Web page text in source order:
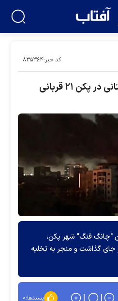
کد خبر:۸۳۵۳۶۴
آتش‌سوزی در بیمارستانی در پکن ۲۱ قربانی
"چانگ فنگ" شهر پکن،
۲۱ کشته بر جای گذاشت و منجر به تخلیه
پسندها:۰